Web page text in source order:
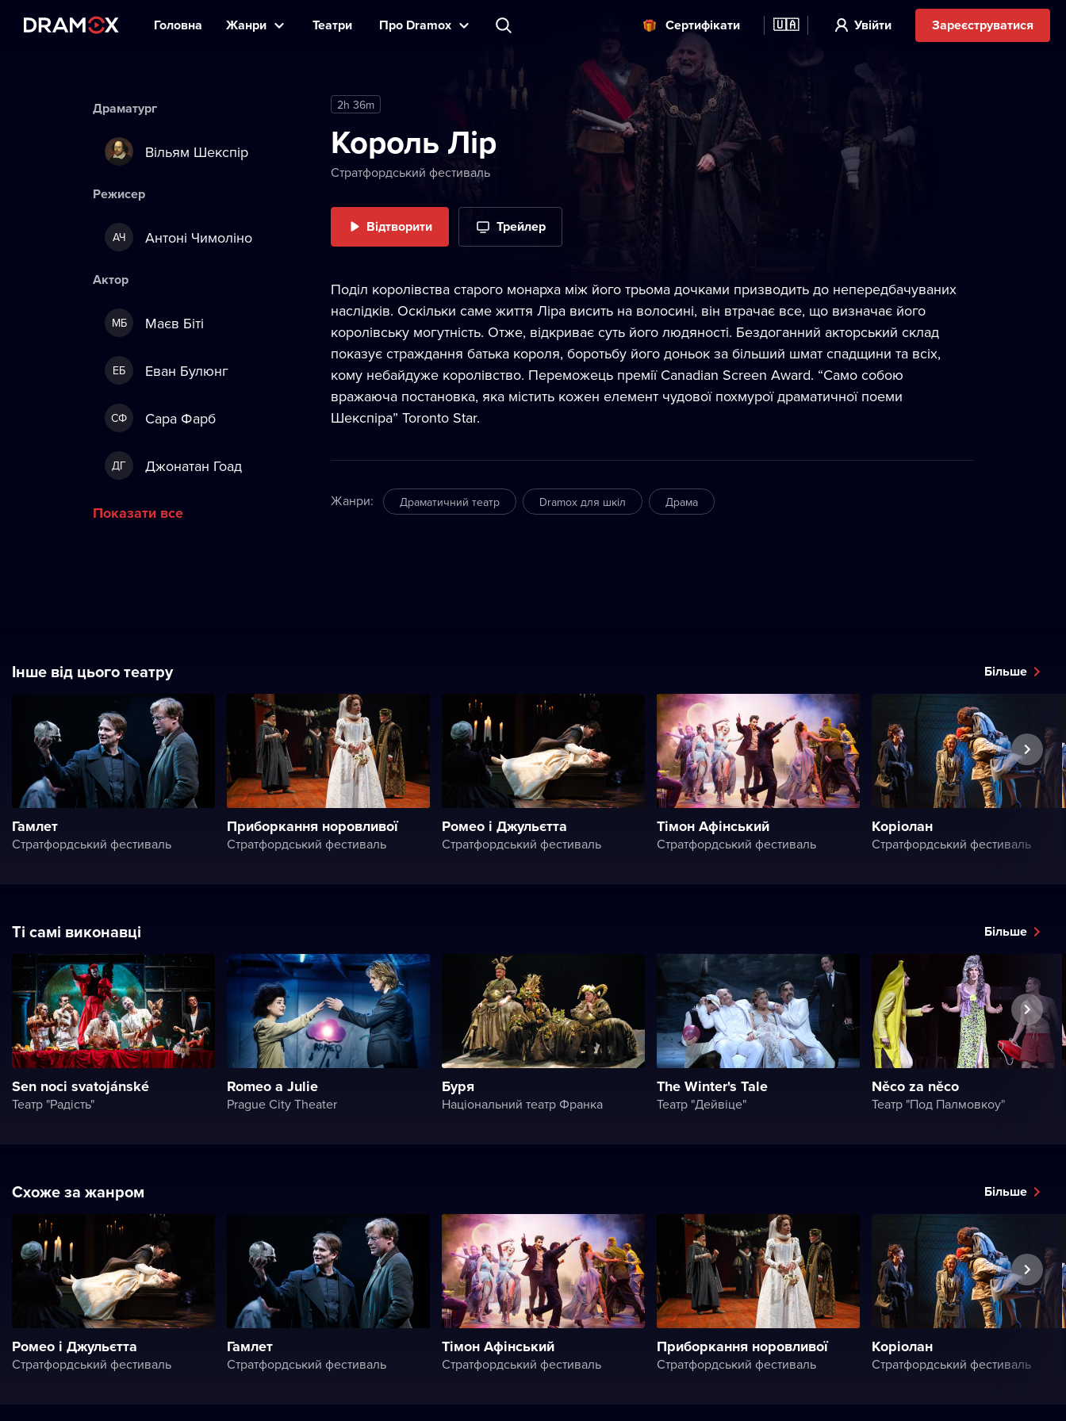
Головна Жанри Театри Прo Dramox Cертифікати 🇺🇦 Увійти Зареєструватися
2h 36m
Король Лір
Стратфордський фестиваль
Відтворити Трейлер
Поділ королівства старого монарха між його трьома дочками призводить до непередбачуваних
наслідків. Оскільки саме життя Ліра висить на волосині, він втрачає все, що визначає його
королівську могутність. Отже, відкриває суть його людяності. Бездоганний акторський склад
показує страждання батька короля, боротьбу його доньок за більший шмат спадщини та всіх,
кому небайдуже королівство. Переможець премії Canadian Screen Award. “Само собою
вражаюча постановка, яка містить кожен елемент чудової похмурої драматичної поеми
Шекспіра” Toronto Star.
Жанри: Драматичний театр Dramox для шкіл Драма
Драматург
Вільям Шекспір
Режисер
АЧ Антоні Чимоліно
Актор
МБ Маєв Біті
ЕБ Еван Булюнг
СФ Сара Фарб
ДГ Джонатан Гоад
Показати все
Інше від цього театру Більше
Гамлет
Стратфордський фестиваль
Приборкання норовливої
Стратфордський фестиваль
Ромео і Джульєтта
Стратфордський фестиваль
Тімон Афінський
Стратфордський фестиваль
Коріолан
Стратфордський фестиваль
Ті самі виконавці Більше
Sen noci svatojánské
Театр "Радість"
Romeo a Julie
Prague City Theater
Буря
Національний театр Франка
The Winter's Tale
Театр "Дейвіце"
Něco za něco
Театр "Под Палмовкоу"
Схоже за жанром Більше
Ромео і Джульєтта
Стратфордський фестиваль
Гамлет
Стратфордський фестиваль
Тімон Афінський
Стратфордський фестиваль
Приборкання норовливої
Стратфордський фестиваль
Коріолан
Стратфордський фестиваль